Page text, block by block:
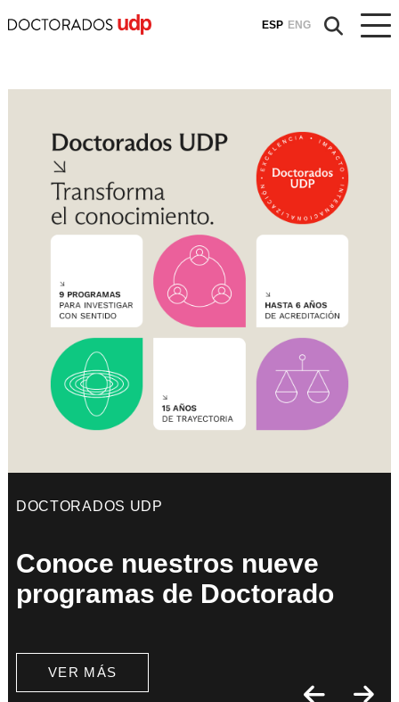
ESP ENG
DOCTORADOS UDP
Conoce nuestros nueve
programas de Doctorado
VER MÁS